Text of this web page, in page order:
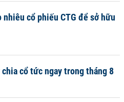
nhiêu cổ phiếu CTG để sở hữu
cổ tức ngay trong tháng 8